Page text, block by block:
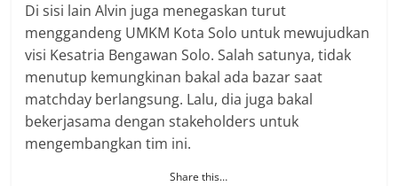
Di sisi lain Alvin juga menegaskan turut
menggandeng UMKM Kota Solo untuk mewujudkan
visi Kesatria Bengawan Solo. Salah satunya, tidak
menutup kemungkinan bakal ada bazar saat
matchday berlangsung. Lalu, dia juga bakal
bekerjasama dengan stakeholders untuk
mengembangkan tim ini.
Share this…